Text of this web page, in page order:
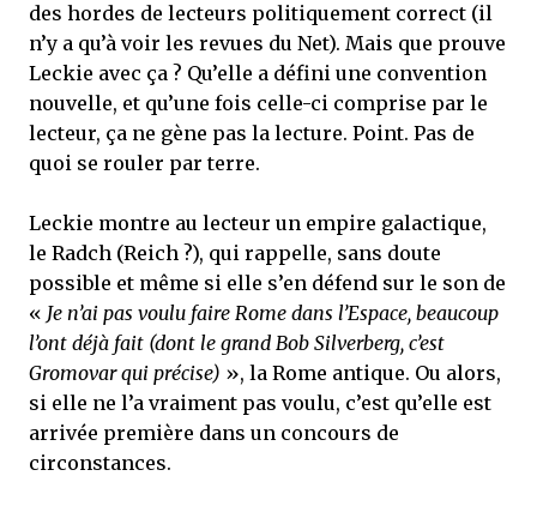
des hordes de lecteurs politiquement correct (il
n’y a qu’à voir les revues du Net). Mais que prouve
Leckie avec ça ? Qu’elle a défini une convention
nouvelle, et qu’une fois celle-ci comprise par le
lecteur, ça ne gène pas la lecture. Point. Pas de
quoi se rouler par terre.
Leckie montre au lecteur un empire galactique,
le Radch (Reich ?), qui rappelle, sans doute
possible et même si elle s’en défend sur le son de
« Je n’ai pas voulu faire Rome dans l’Espace, beaucoup
l’ont déjà fait (dont le grand Bob Silverberg, c’est
Gromovar qui précise) », la Rome antique. Ou alors,
si elle ne l’a vraiment pas voulu, c’est qu’elle est
arrivée première dans un concours de
circonstances.